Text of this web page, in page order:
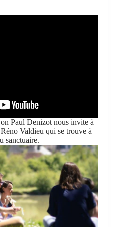
Paul Denizot nous invite à
Valdieu qui se trouve à
sanctuaire.